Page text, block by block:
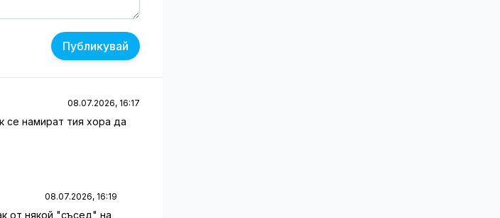
Публикувай
08.07.2026, 16:17
се намират тия хора да
08.07.2026, 16:19
от някой "съсед" на